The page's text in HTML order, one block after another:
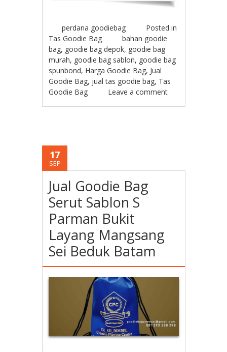
perdana goodiebag
Posted in
Tas Goodie Bag
bahan goodie
bag, goodie bag depok, goodie bag
murah, goodie bag sablon, goodie bag
spunbond, Harga Goodie Bag, Jual
Goodie Bag, jual tas goodie bag, Tas
Goodie Bag
Leave a comment
17
SEP
Jual Goodie Bag
Serut Sablon S
Parman Bukit
Layang Mangsang
Sei Beduk Batam